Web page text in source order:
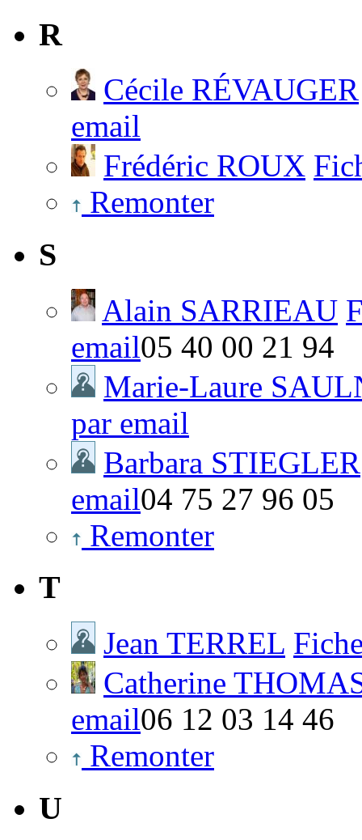
R
Cécile RÉVAUGER
email
Frédéric ROUX
Remonter
S
Alain SARRIEAU
email05 40 00 21 94
Marie-Laure
par email
Barbara STIEGLER
email04 75 27 96 05
Remonter
T
Jean TERREL
Catherine
email06 12 03 14 46
Remonter
U